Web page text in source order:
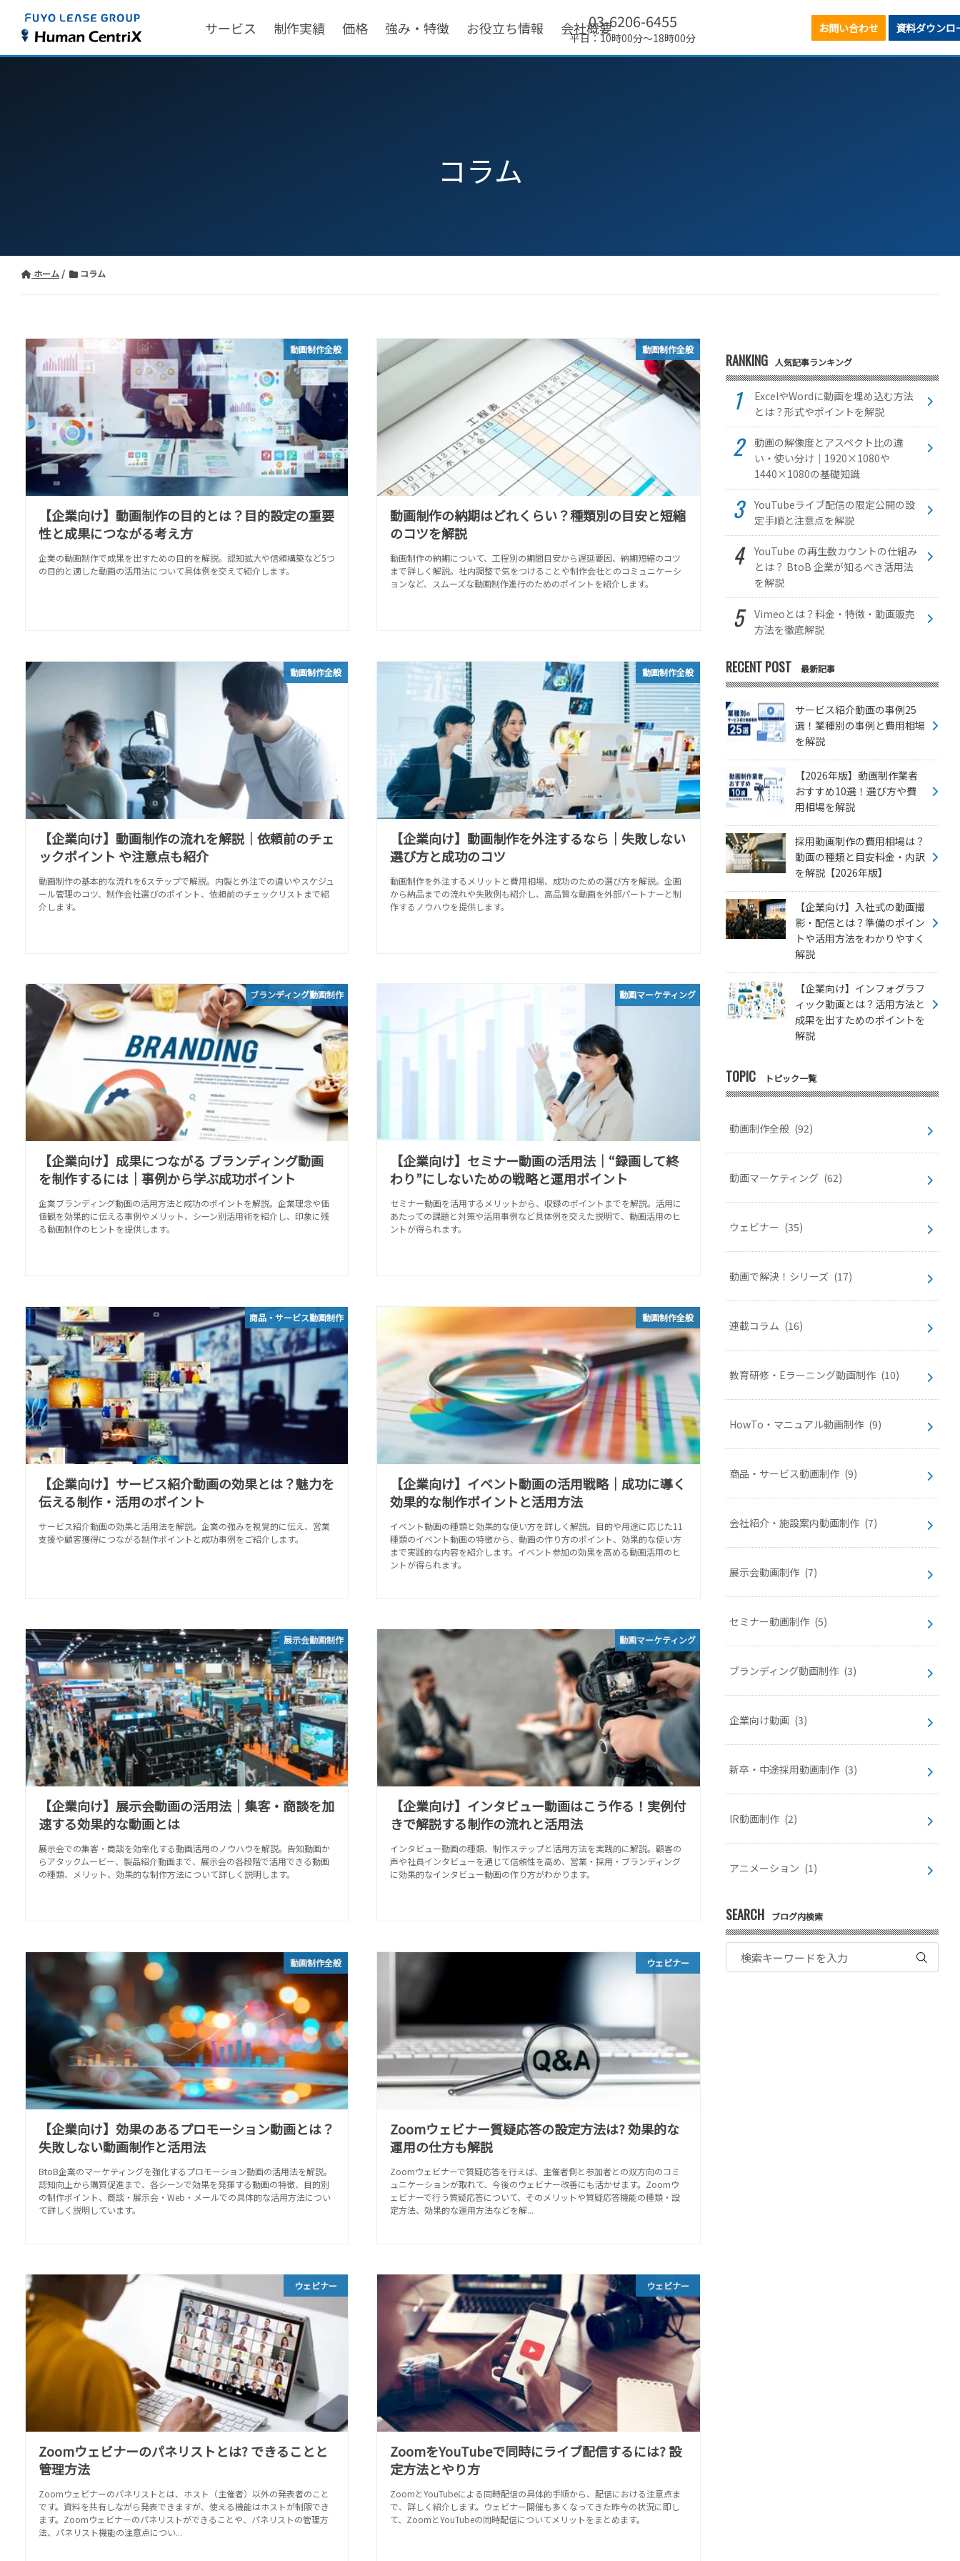
サービス 制作実績 価格 強み・特徴 お役立ち情報 会社概要03-6206-6455
平日：10時00分～18時00分
お問い合わせ 資料ダウンロ
コラム
ホーム コラム
動画制作全般
【企業向け】動画制作の目的とは？目的設定の重要
性と成果につながる考え方
企業の動画制作で成果を出すための目的を解説。認知拡大や信頼構築など5つ
の目的と適した動画の活用法について具体例を交えて紹介します。
動画制作全般
動画制作の納期はどれくらい？種類別の目安と短縮
のコツを解説
動画制作の納期について、工程別の期間目安から遅延要因、納期短縮のコツ
まで詳しく解説。社内調整で気をつけることや制作会社とのコミュニケーシ
ョンなど、スムーズな動画制作進行のためのポイントを紹介します。
動画制作全般
【企業向け】動画制作の流れを解説｜依頼前のチェ
ックポイント や注意点も紹介
動画制作の基本的な流れを6ステップで解説。内製と外注での違いやスケジュ
ール管理のコツ、制作会社選びのポイント、依頼前のチェックリストまで紹
介します。
動画制作全般
【企業向け】動画制作を外注するなら｜失敗しない
選び方と成功のコツ
動画制作を外注するメリットと費用相場、成功のための選び方を解説。企画
から納品までの流れや失敗例も紹介し、高品質な動画を外部パートナーと制
作するノウハウを提供します。
ブランディング動画制作
【企業向け】成果につながる ブランディング動画
を制作するには｜事例から学ぶ成功ポイント
企業ブランディング動画の活用方法と成功のポイントを解説。企業理念や価
値観を効果的に伝える事例やメリット、シーン別活用術を紹介し、印象に残
る動画制作のヒントを提供します。
動画マーケティング
【企業向け】セミナー動画の活用法｜“録画して終
わり”にしないための戦略と運用ポイント
セミナー動画を活用するメリットから、収録のポイントまでを解説。活用に
あたっての課題と対策や活用事例など具体例を交えた説明で、動画活用のヒ
ントが得られます。
商品・サービス動画制作
【企業向け】サービス紹介動画の効果とは？魅力を
伝える制作・活用のポイント
サービス紹介動画の効果と活用法を解説。企業の強みを視覚的に伝え、営業
支援や顧客獲得につながる制作ポイントと成功事例をご紹介します。
動画制作全般
【企業向け】イベント動画の活用戦略｜成功に導く
効果的な制作ポイントと活用方法
イベント動画の種類と効果的な使い方を詳しく解説。目的や用途に応じた11
種類のイベント動画の特徴から、動画の作り方のポイント、効果的な使い方
まで実践的な内容を紹介します。イベント参加の効果を高める動画活用のヒ
ントが得られます。
展示会動画制作
【企業向け】展示会動画の活用法｜集客・商談を加
速する効果的な動画とは
展示会での集客・商談を効率化する動画活用のノウハウを解説。告知動画か
らアタックムービー、製品紹介動画まで、展示会の各段階で活用できる動画
の種類、メリット、効果的な制作方法について詳しく説明します。
動画マーケティング
【企業向け】インタビュー動画はこう作る！実例付
きで解説する制作の流れと活用法
インタビュー動画の種類、制作ステップと活用方法を実践的に解説。顧客の
声や社員インタビューを通じて信頼性を高め、営業・採用・ブランディング
に効果的なインタビュー動画の作り方がわかります。
動画制作全般
【企業向け】効果のあるプロモーション動画とは？
失敗しない動画制作と活用法
BtoB企業のマーケティングを強化するプロモーション動画の活用法を解説。
認知向上から購買促進まで、各シーンで効果を発揮する動画の特徴、目的別
の制作ポイント、商談・展示会・Web・メールでの具体的な活用方法につい
て詳しく説明しています。
ウェビナー
Zoomウェビナー質疑応答の設定方法は? 効果的な
運用の仕方も解説
Zoomウェビナーで質疑応答を行えば、主催者側と参加者との双方向のコミ
ュニケーションが取れて、今後のウェビナー改善にも活かせます。Zoomウ
ェビナーで行う質疑応答について、そのメリットや質疑応答機能の種類・設
定方法、効果的な運用方法などを解...
ウェビナー
Zoomウェビナーのパネリストとは? できることと
管理方法
Zoomウェビナーのパネリストとは、ホスト（主催者）以外の発表者のこと
です。資料を共有しながら発表できますが、使える機能はホストが制限でき
ます。Zoomウェビナーのパネリストができることや、パネリストの管理方
法、パネリスト機能の注意点につい...
ウェビナー
ZoomをYouTubeで同時にライブ配信するには? 設
定方法とやり方
ZoomとYouTubeによる同時配信の具体的手順から、配信における注意点ま
で、詳しく紹介します。ウェビナー開催も多くなってきた昨今の状況に即し
て、ZoomとYouTubeの同時配信についてメリットをまとめます。
RANKING 人気記事ランキング
ExcelやWordに動画を埋め込む方法
とは？形式やポイントを解説
動画の解像度とアスペクト比の違
い・使い分け｜1920×1080や
1440×1080の基礎知識
YouTubeライブ配信の限定公開の設
定手順と注意点を解説
YouTube の再生数カウントの仕組み
とは？ BtoB 企業が知るべき活用法
を解説
Vimeoとは？料金・特徴・動画販売
方法を徹底解説
RECENT POST 最新記事
サービス紹介動画の事例25
選！業種別の事例と費用相場
を解説
【2026年版】動画制作業者
おすすめ10選！選び方や費
用相場を解説
採用動画制作の費用相場は？
動画の種類と目安料金・内訳
を解説【2026年版】
【企業向け】入社式の動画撮
影・配信とは？準備のポイン
トや活用方法をわかりやすく
解説
【企業向け】インフォグラフ
ィック動画とは？活用方法と
成果を出すためのポイントを
解説
TOPIC トピック一覧
動画制作全般 (92)
動画マーケティング (62)
ウェビナー (35)
動画で解決！シリーズ (17)
連載コラム (16)
教育研修・Eラーニング動画制作 (10)
HowTo・マニュアル動画制作 (9)
商品・サービス動画制作 (9)
会社紹介・施設案内動画制作 (7)
展示会動画制作 (7)
セミナー動画制作 (5)
ブランディング動画制作 (3)
企業向け動画 (3)
新卒・中途採用動画制作 (3)
IR動画制作 (2)
アニメーション (1)
SEARCH ブログ内検索